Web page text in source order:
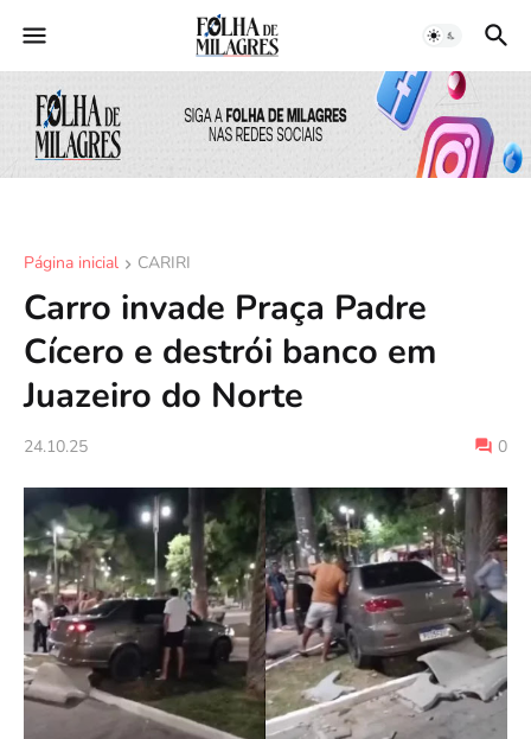
Página inicial CARIRI
Carro invade Praça Padre
Cícero e destrói banco em
Juazeiro do Norte
24.10.25 0